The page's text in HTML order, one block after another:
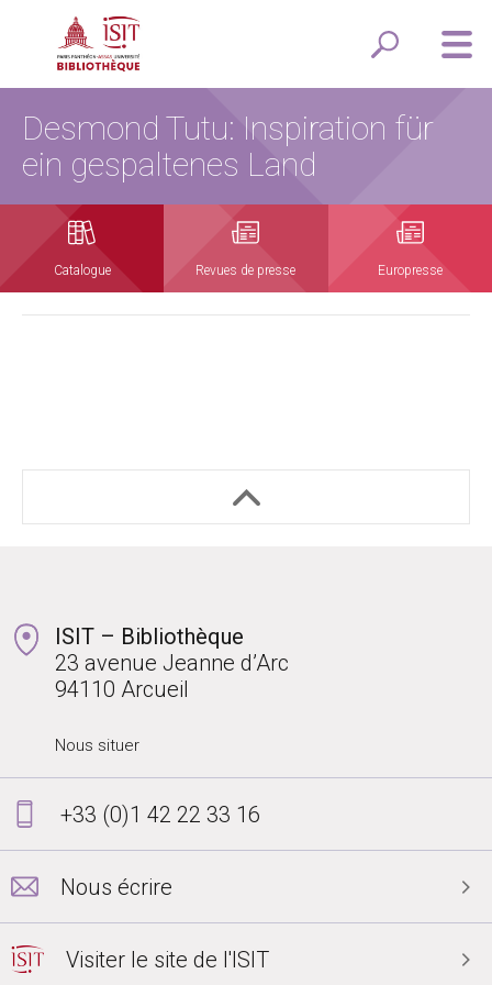
Desmond Tutu: Inspiration für
ein gespaltenes Land
Catalogue Revues de presse Europresse
ISIT – Bibliothèque
23 avenue Jeanne d’Arc
94110 Arcueil
Nous situer
+33 (0)1 42 22 33 16
Nous écrire
Visiter le site de l'ISIT